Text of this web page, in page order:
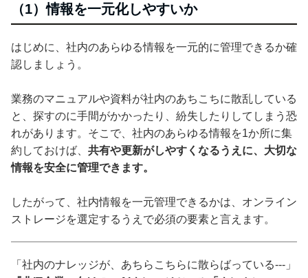
（1）情報を一元化しやすいか
はじめに、社内のあらゆる情報を一元的に管理できるか確
認しましょう。
業務のマニュアルや資料が社内のあちこちに散乱している
と、探すのに手間がかかったり、紛失したりしてしまう恐
れがあります。そこで、社内のあらゆる情報を1か所に集
約しておけば、 共有や更新がしやすくなるうえに、大切な
情報を安全に管理できます。
したがって、社内情報を一元管理できるかは、オンライン
ストレージを選定するうえで必須の要素と言えます。
「社内のナレッジが、あちらこちらに散らばっている---」